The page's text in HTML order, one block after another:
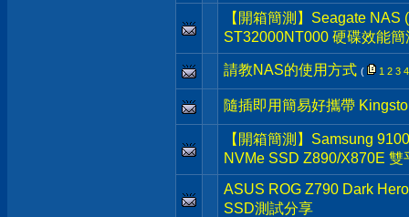
【開箱簡測】Seagate
ST32000NT000 硬碟效能簡
請教NAS的使用方式 ( 1 2 3 4
隨插即用簡易好攜帶
【開箱簡測】Samsung
NVMe SSD Z890/X870E 雙
ASUS ROG Z790 Dark
SSD測試分享